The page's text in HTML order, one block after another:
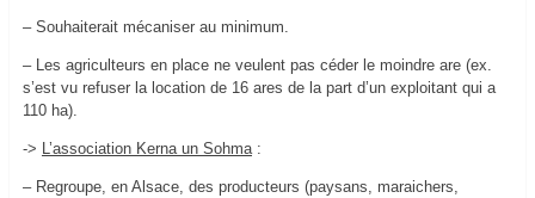
– Souhaiterait mécaniser au minimum.
– Les agriculteurs en place ne veulent pas céder le moindre are (ex.
s’est vu refuser la location de 16 ares de la part d’un exploitant qui a
110 ha).
-> L’association Kerna un Sohma:
– Regroupe, en Alsace, des producteurs (paysans, maraichers,